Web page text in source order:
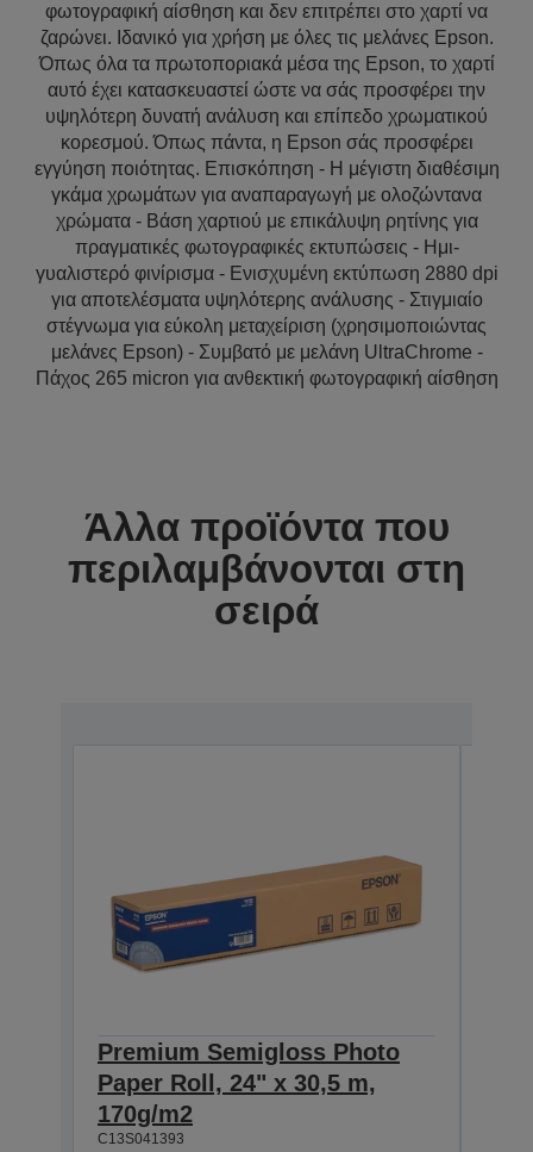
φωτογραφική αίσθηση και δεν επιτρέπει στο χαρτί να
ζαρώνει. Ιδανικό για χρήση με όλες τις μελάνες Epson.
Όπως όλα τα πρωτοποριακά μέσα της Epson, το χαρτί
αυτό έχει κατασκευαστεί ώστε να σάς προσφέρει την
υψηλότερη δυνατή ανάλυση και επίπεδο χρωματικού
κορεσμού. Όπως πάντα, η Epson σάς προσφέρει
εγγύηση ποιότητας. Επισκόπηση - Η μέγιστη διαθέσιμη
γκάμα χρωμάτων για αναπαραγωγή με ολοζώντανα
χρώματα - Βάση χαρτιού με επικάλυψη ρητίνης για
πραγματικές φωτογραφικές εκτυπώσεις - Ημι-
γυαλιστερό φινίρισμα - Ενισχυμένη εκτύπωση 2880 dpi
για αποτελέσματα υψηλότερης ανάλυσης - Στιγμιαίο
στέγνωμα για εύκολη μεταχείριση (χρησιμοποιώντας
μελάνες Epson) - Συμβατό με μελάνη UltraChrome -
Πάχος 265 micron για ανθεκτική φωτογραφική αίσθηση
Άλλα προϊόντα που
περιλαμβάνονται στη
σειρά
Premium Semigloss Photo
Paper Roll, 24" x 30,5 m,
170g/m2
C13S041393